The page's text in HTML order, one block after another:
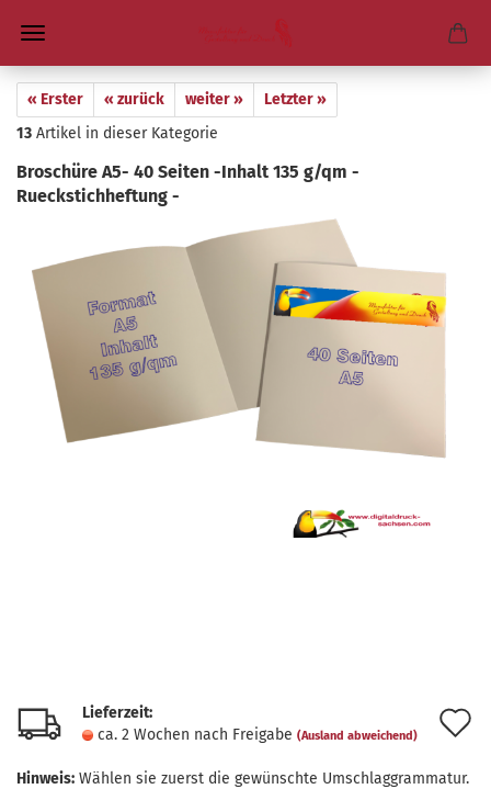
« Erster « zurück weiter »
Letzter »
13 Artikel in dieser Kategorie
Bro­schü­re A5- 40 Sei­ten -​Inhalt 135 g/qm -​
Rueckstichheftung -
Lieferzeit:
ca. 2 Wochen nach Freigabe (Ausland abweichend)
Hinweis: Wählen sie zuerst die gewünschte Umschlaggrammatur.